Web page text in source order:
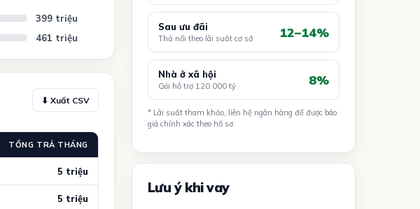
399 triệu
461 triệu
⬇ Xuất CSV
TỔNG TRẢ THÁNG
5 triệu
5 triệu
Sau ưu đãi
Thả nổi theo lãi suất cơ sở 12–14%
Nhà ở xã hội
Gói hỗ trợ 120.000 tỷ 8%
* Lãi suất tham khảo, liên hệ ngân hàng để được báo
giá chính xác theo hồ sơ.
Lưu ý khi vay